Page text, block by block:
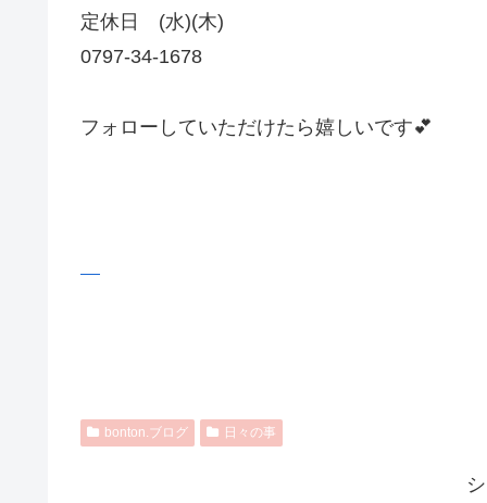
定休日 (水)(木)
0797-34-1678
フォローしていただけたら嬉しいです💕
bonton.ブログ 日々の事